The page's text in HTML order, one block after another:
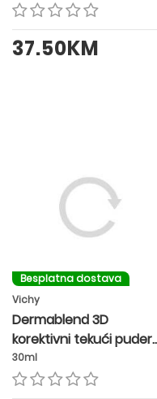
37.50KM
Besplatna dostava
Vichy
Dermablend 3D
korektivni tekući puder
SPF25 nijansa 30 BEIGE
30ml